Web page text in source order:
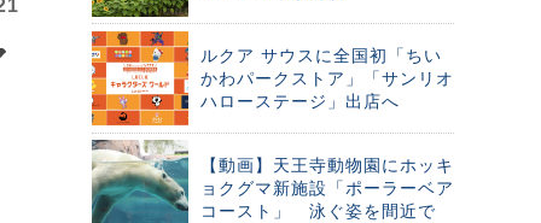
ルクア サウスに全国初「ちい
かわパークストア」「サンリオ
ハローステージ」出店へ
【動画】天王寺動物園にホッキ
ョクグマ新施設「ポーラーベア
コースト」 泳ぐ姿を間近で